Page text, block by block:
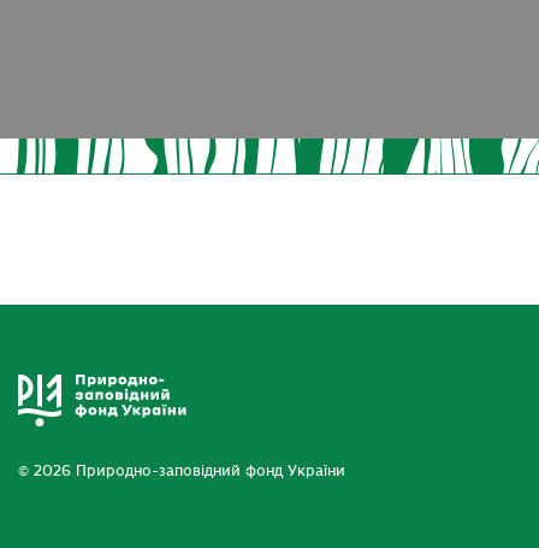
© 2026 Природно-заповідний фонд України